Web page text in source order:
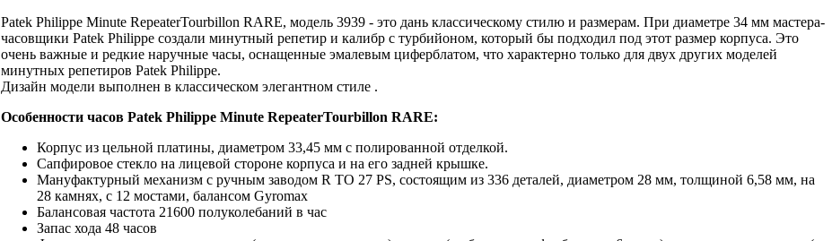
Patek Philippe Minute RepeaterTourbillon RARE, модель 3939 - это дань классическому стилю и размерам. При диаметре 34 мм мастера-
часовщики Patek Philippe создали минутный репетир и калибр с турбийоном, который бы подходил под этот размер корпуса. Это
очень важные и редкие наручные часы, оснащенные эмалевым циферблатом, что характерно только для двух других моделей
минутных репетиров Patek Philippe.
Дизайн модели выполнен в классическом элегантном стиле .
Особенности часов Patek Philippe Minute RepeaterTourbillon RARE:
Корпус из цельной платины, диаметром 33,45 мм с полированной отделкой.
Сапфировое стекло на лицевой стороне корпуса и на его задней крышке.
Мануфактурный механизм с ручным заводом R TO 27 PS, состоящим из 336 деталей, диаметром 28 мм, толщиной 6,58 мм, на
28 камнях, с 12 мостами, балансом Gyromax
Балансовая частота 21600 полуколебаний в час
Запас хода 48 часов